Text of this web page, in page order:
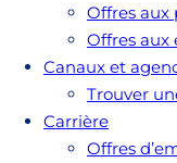
Offres aux
Offres aux
Canaux et
Trouver
Carrière
Offres